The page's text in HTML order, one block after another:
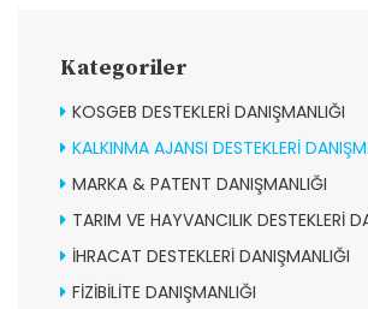
Kategoriler
KOSGEB DESTEKLERİ DANIŞMANLIĞI
KALKINMA AJANSI DESTEKLERİ
MARKA & PATENT DANIŞMANLIĞI
TARIM VE HAYVANCILIK DESTEKLERİ
İHRACAT DESTEKLERİ DANIŞMANLIĞI
FİZİBİLİTE DANIŞMANLIĞI